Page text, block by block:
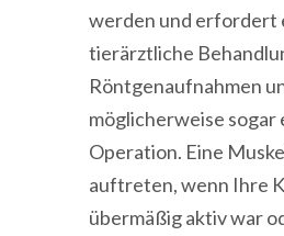
werden und erfordert
tierärztliche
Röntgenaufnahmen
möglicherweise sogar
Operation. Eine
auftreten, wenn Ihre
übermäßig aktiv war